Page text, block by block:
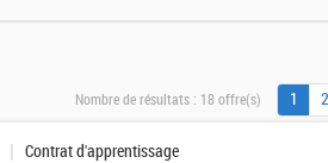
Nombre de résultats : 18 offre(s) 1 2
Contrat d'apprentissage